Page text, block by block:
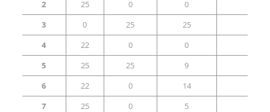
2
25 0 0
3
0 25 25
4
22 0 0
5
25 25 9
6
22 0 14
7
25 0 5